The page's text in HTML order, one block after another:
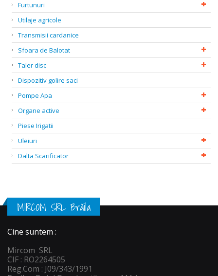
Furtunuri
Utilaje agricole
Transmisii cardanice
Sfoara de Balotat
Taler disc
Dispozitiv golire saci
Pompe Apa
Organe active
Piese Irigatii
Uleiuri
Dalta Scarificator
MIRCOM SRL Brăila
Cine suntem :
Mircom SRL
CIF : RO2264505
Reg.Com : J09/343/1991